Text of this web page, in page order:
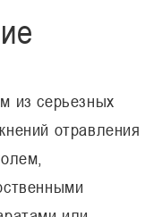
из серьезных
отравления